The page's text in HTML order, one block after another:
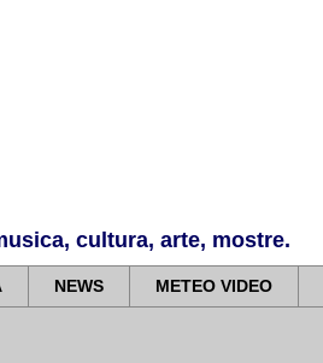
cultura, arte, mostre.
NEWS METEO VIDEO